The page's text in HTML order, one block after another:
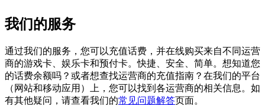
我们的服务
通过我们的服务，您可以充值话费，并在线购买来自不同运营
商的游戏卡、娱乐卡和预付卡。快捷、安全、简单。想知道您
的话费余额吗？或者想查找运营商的充值指南？在我们的平台
（网站和移动应用）上，您可以找到各运营商的相关信息。如
有其他疑问，请查看我们的常见问题解答页面。